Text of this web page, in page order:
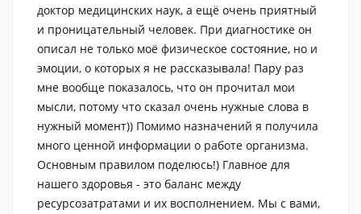
доктор медицинских наук, а ещё очень приятный
и проницательный человек. При диагностике он
описал не только моё физическое состояние, но и
эмоции, о которых я не рассказывала! Пару раз
мне вообще показалось, что он прочитал мои
мысли, потому что сказал очень нужные слова в
нужный момент)) Помимо назначений я получила
много ценной информации о работе организма.
Основным правилом поделюсь!) Главное для
нашего здоровья - это баланс между
ресурсозатратами и их восполнением. Мы с вами,